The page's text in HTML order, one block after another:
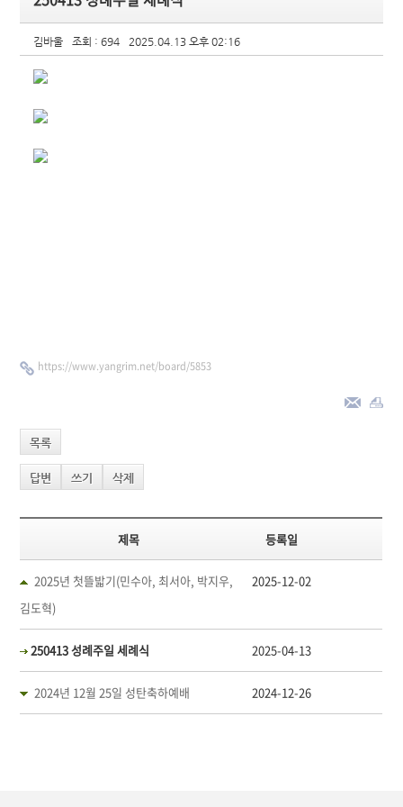
김바울 조회 : 694 2025.04.13 오후 02:16
https://www.yangrim.net/board/5853
목록
답변 쓰기 삭제
제목 등록일
2025년 첫뜰밟기(민수아, 최서아, 박지우,
김도혁)
2025-12-02
250413 성례주일 세례식 2025-04-13
2024년 12월 25일 성탄축하예배 2024-12-26